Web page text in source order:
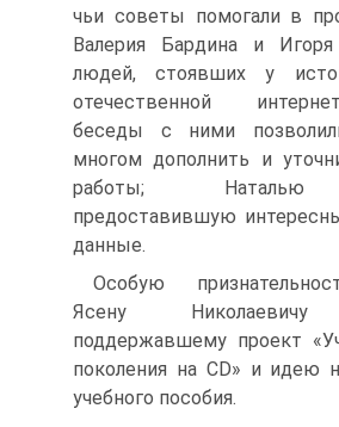
чьи советы помогали в
Валерия Бардина и
людей, стоявших у
отечественной
беседы с ними
многом дополнить и
работы; Наталью
предоставившую
данные.
Особую
Ясену Николаевичу
поддержавшему проект
поколения на CD» и идею
учебного пособия.